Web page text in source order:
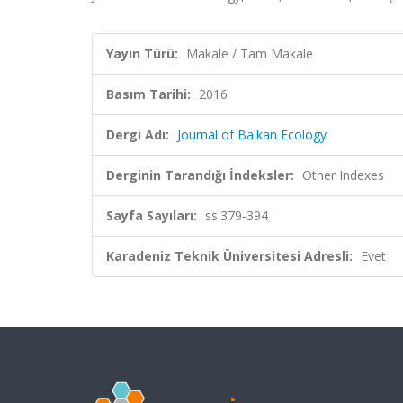
Yayın Türü: Makale / Tam Makale
Basım Tarihi: 2016
Dergi Adı: Journal of Balkan Ecology
Derginin Tarandığı İndeksler: Other Indexes
Sayfa Sayıları: ss.379-394
Karadeniz Teknik Üniversitesi Adresli: Evet